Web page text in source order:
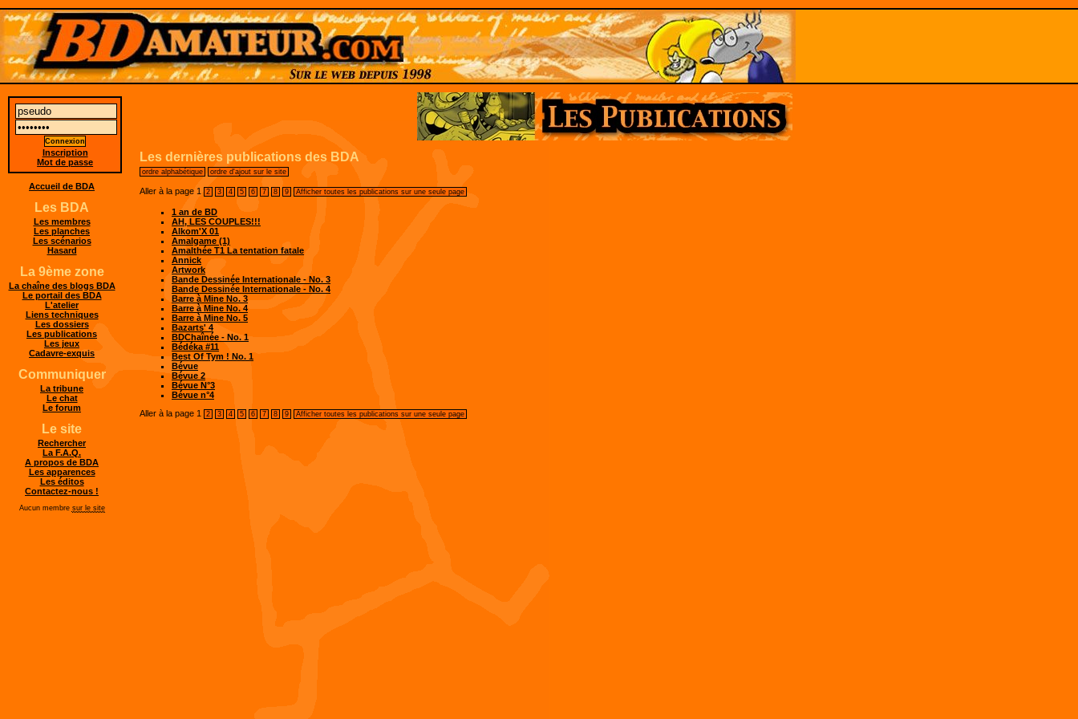
Les dernières publications des BDA
ordre alphabétique ordre d'ajout sur le site
Aller à la page 1 2 3 4 5 6 7 8 9 Afficher toutes les publications sur une seule page
1 an de BD
AH, LES COUPLES!!!
Alkom'X 01
Amalgame (1)
Amalthée T1 La tentation fatale
Annick
Artwork
Bande Dessinée Internationale - No. 3
Bande Dessinée Internationale - No. 4
Barre à Mine No. 3
Barre à Mine No. 4
Barre à Mine No. 5
Bazarts' 4
BDChaînée - No. 1
Bédéka #11
Best Of Tym ! No. 1
Bévue
Bévue 2
Bévue N°3
Bévue n°4
Aller à la page 1 2 3 4 5 6 7 8 9 Afficher toutes les publications sur une seule page
Inscription
Mot de passe
Accueil de BDA
Les BDA
Les membres
Les planches
Les scénarios
Hasard
La 9ème zone
La chaîne des blogs BDA
Le portail des BDA
L'atelier
Liens techniques
Les dossiers
Les publications
Les jeux
Cadavre-exquis
Communiquer
La tribune
Le chat
Le forum
Le site
Rechercher
La F.A.Q.
A propos de BDA
Les apparences
Les éditos
Contactez-nous !
Aucun membre sur le site